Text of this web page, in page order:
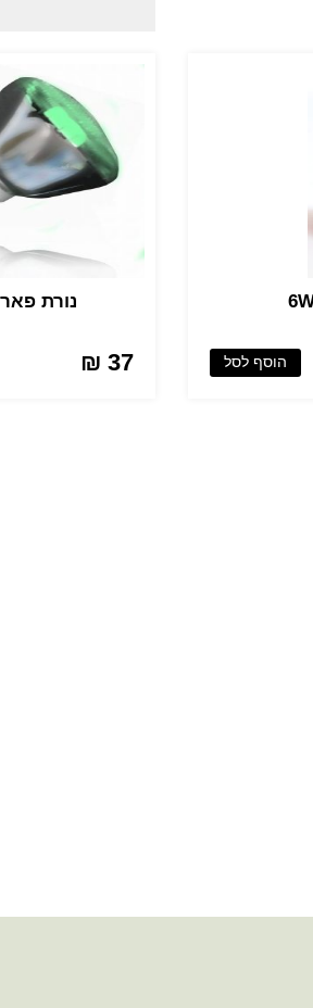
הוסף לסל
נורת פאר 38 לד צבעונית
37 ₪